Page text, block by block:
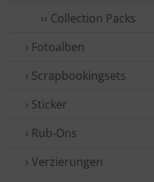
›› Collection Packs
› Fotoalben
› Scrap­booking­sets
› Sticker
› Rub-Ons
› Verzierungen